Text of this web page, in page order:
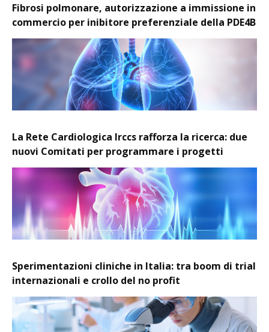
Fibrosi polmonare, autorizzazione a immissione in
commercio per inibitore preferenziale della PDE4B
La Rete Cardiologica Irccs rafforza la ricerca: due
nuovi Comitati per programmare i progetti
Sperimentazioni cliniche in Italia: tra boom di trial
internazionali e crollo del no profit